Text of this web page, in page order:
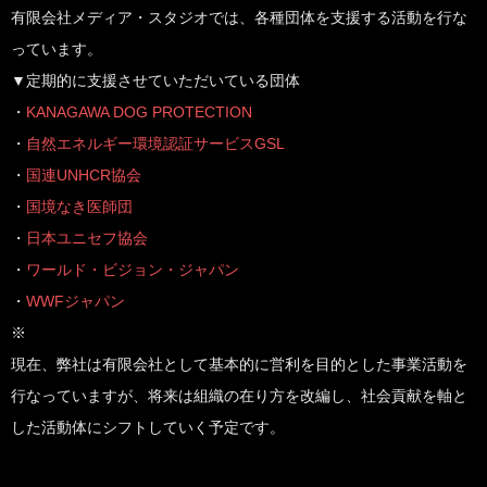
有限会社メディア・スタジオでは、各種団体を支援する活動を行な
っています。
▼定期的に支援させていただいている団体
・ KANAGAWA DOG PROTECTION
・ 自然エネルギー環境認証サービスGSL
・ 国連UNHCR協会
・ 国境なき医師団
・ 日本ユニセフ協会
・ ワールド・ビジョン・ジャパン
・ WWFジャパン
※
現在、弊社は有限会社として基本的に営利を目的とした事業活動を
行なっていますが、将来は組織の在り方を改編し、社会貢献を軸と
した活動体にシフトしていく予定です。